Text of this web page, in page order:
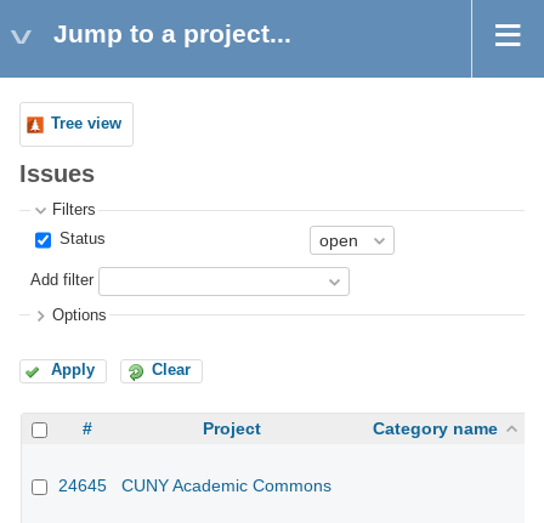
Jump to a project...
Tree view
Issues
Filters
Status
Add filter
Options
Apply Clear
# Project Category name
24645 CUNY Academic Commons